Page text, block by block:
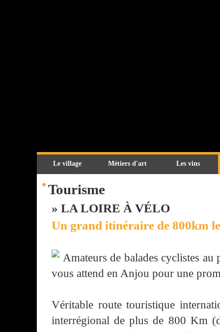
Le village Métiers d'art Les vins
•Tourisme
» LA LOIRE À VÉLO
Un grand itinéraire de 800km
Amateurs de balades cyclistes
vous attend en Anjou pour une
Véritable route touristique
interrégional de plus de 800 Km